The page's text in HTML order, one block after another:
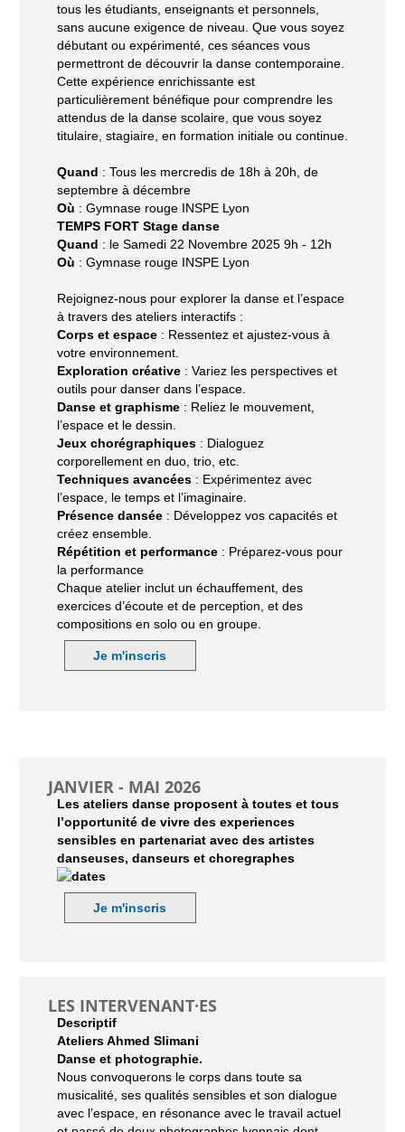
tous les étudiants, enseignants et personnels,
sans aucune exigence de niveau. Que vous soyez
débutant ou expérimenté, ces séances vous
permettront de découvrir la danse contemporaine.
Cette expérience enrichissante est
particulièrement bénéfique pour comprendre les
attendus de la danse scolaire, que vous soyez
titulaire, stagiaire, en formation initiale ou continue.
Quand : Tous les mercredis de 18h à 20h, de
septembre à décembre
Où : Gymnase rouge INSPE Lyon
TEMPS FORT Stage danse
Quand : le Samedi 22 Novembre 2025 9h - 12h
Où : Gymnase rouge INSPE Lyon
Rejoignez-nous pour explorer la danse et l’espace
à travers des ateliers interactifs :
Corps et espace: Ressentez et ajustez-vous à
votre environnement.
Exploration créative: Variez les perspectives et
outils pour danser dans l’espace.
Danse et graphisme : Reliez le mouvement,
l’espace et le dessin.
Jeux chorégraphiques : Dialoguez
corporellement en duo, trio, etc.
Techniques avancées: Expérimentez avec
l’espace, le temps et l’imaginaire.
Présence dansée: Développez vos capacités et
créez ensemble.
Répétition et performance: Préparez-vous pour
la performance
Chaque atelier inclut un échauffement, des
exercices d’écoute et de perception, et des
compositions en solo ou en groupe.
Je m'inscris
JANVIER - MAI 2026
Les ateliers danse proposent à toutes et tous
l’opportunité de vivre des experiences
sensibles en partenariat avec des artistes
danseuses, danseurs et choregraphes
Je m'inscris
LES INTERVENANT·ES
Descriptif
Ateliers Ahmed Slimani
Danse et photographie.
Nous convoquerons le corps dans toute sa
musicalité, ses qualités sensibles et son dialogue
avec l’espace, en résonance avec le travail actuel